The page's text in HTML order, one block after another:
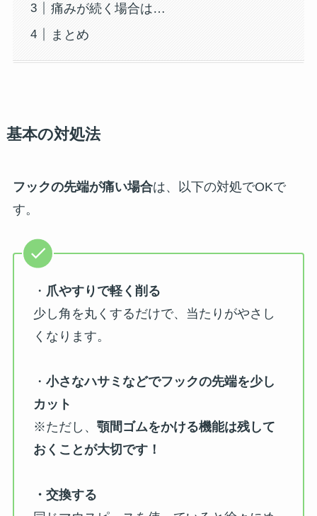
痛みが続く場合は…
まとめ
基本の対処法
フックの先端が痛い場合は、以下の対処でOKで
す。
・ 爪やすりで軽く削る
少し角を丸くするだけで、当たりがやさし
くなります。
・ 小さなハサミなどでフックの先端を少し
カット
※ただし、 顎間ゴムをかける機能は残して
おくことが大切です！
・交換する